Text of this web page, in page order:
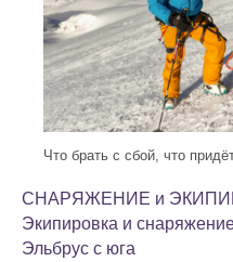
Что брать с сбой, что
СНАРЯЖЕНИЕ и
Экипировка и
Эльбрус с юга